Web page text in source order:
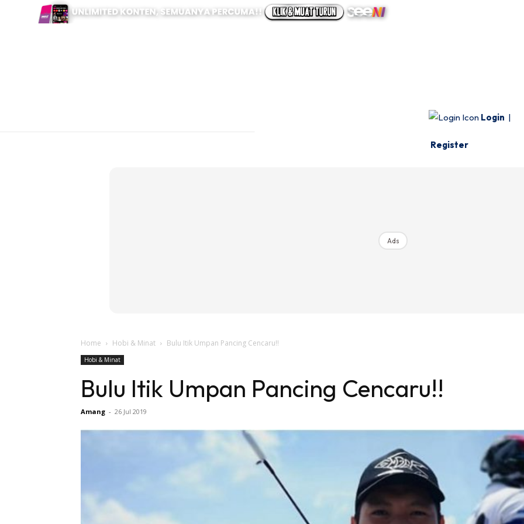
Login |
Register
Ads
Home Hobi & Minat Bulu Itik Umpan Pancing Cencaru!!
Hobi & Minat
Bulu Itik Umpan Pancing Cencaru!!
Amang - 26 Jul 2019